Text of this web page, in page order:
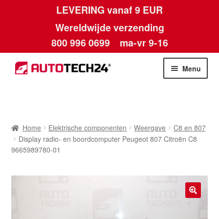
LEVERING vanaf 9 EUR
Wereldwijde verzending
800 996 0699 ma-vr 9-16
Ga
door
Ga
naar
Menu
Algemene voorwaarden
Betalingen
Home Elektrische componenten Weergave
C8 en 807
Display radio- en boordcomputer Peugeot 807 Citroën C8
9665989780-01